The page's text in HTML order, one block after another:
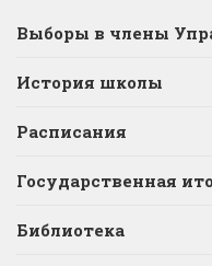
Выборы в члены
История школы
Расписания
Государственная
Библиотека